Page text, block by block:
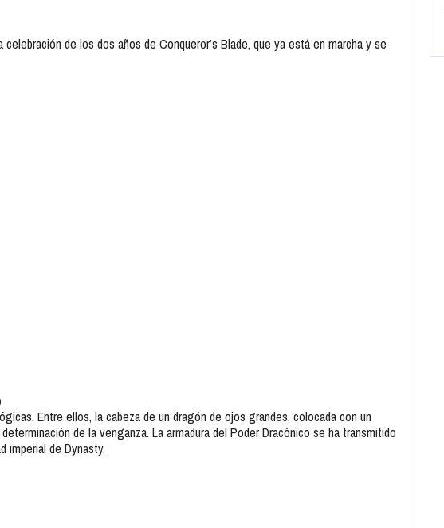
de los dos años de Conqueror’s Blade, que ya está en marcha y se
Entre ellos, la cabeza de un dragón de ojos grandes, colocada con un
de la venganza. La armadura del Poder Dracónico se ha transmitido
imperial de Dynasty.